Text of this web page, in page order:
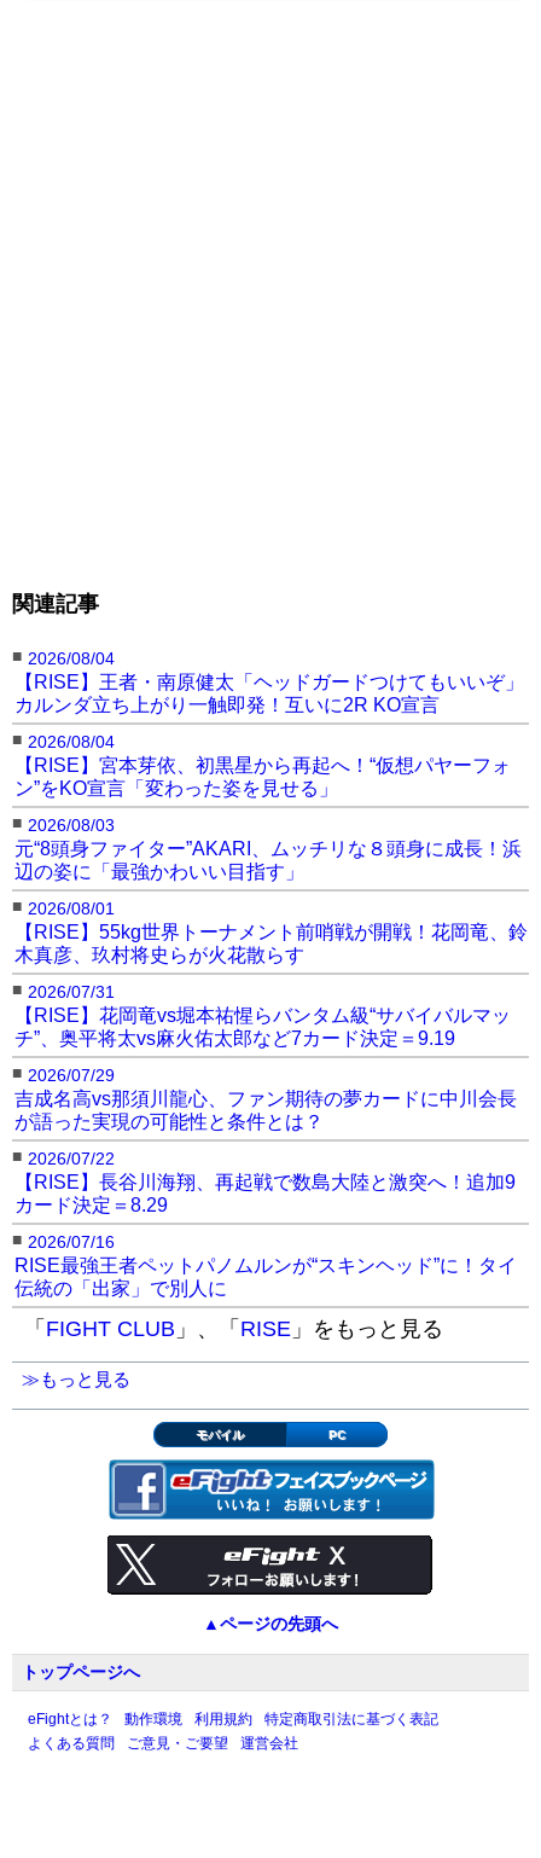
関連記事
■ 2026/08/04
【RISE】王者・南原健太「ヘッドガードつけてもいいぞ」
カルンダ立ち上がり一触即発！互いに2R KO宣言
■ 2026/08/04
【RISE】宮本芽依、初黒星から再起へ！“仮想パヤーフォ
ン”をKO宣言「変わった姿を見せる」
■ 2026/08/03
元“8頭身ファイター”AKARI、ムッチリな８頭身に成長！浜
辺の姿に「最強かわいい目指す」
■ 2026/08/01
【RISE】55kg世界トーナメント前哨戦が開戦！花岡竜、鈴
木真彦、玖村将史らが火花散らす
■ 2026/07/31
【RISE】花岡竜vs堀本祐惺らバンタム級“サバイバルマッ
チ”、奥平将太vs麻火佑太郎など7カード決定＝9.19
■ 2026/07/29
吉成名高vs那須川龍心、ファン期待の夢カードに中川会長
が語った実現の可能性と条件とは？
■ 2026/07/22
【RISE】長谷川海翔、再起戦で数島大陸と激突へ！追加9
カード決定＝8.29
■ 2026/07/16
RISE最強王者ペットパノムルンが“スキンヘッド”に！タイ
伝統の「出家」で別人に
「 FIGHT CLUB 」、「 RISE 」をもっと見る
≫もっと見る
モバイル PC
▲ページの先頭へ
トップページへ
eFightとは？ 動作環境 利用規約
特定商取引法に基づく表記
よくある質問
ご意見・ご要望 運営会社